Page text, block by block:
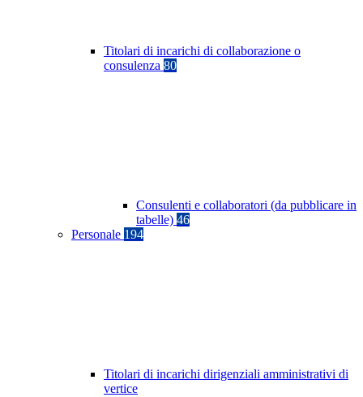
Titolari di incarichi di collaborazione o
consulenza 80
Consulenti e collaboratori (da pubblicare in
tabelle) 46
Personale 194
Titolari di incarichi dirigenziali amministrativi di
vertice